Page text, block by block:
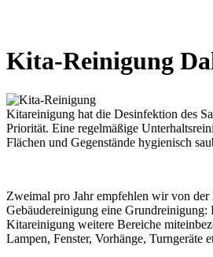
Kita-Reinigung
Kitareinigung hat die Desinfektion des
Priorität. Eine regelmäßige
Flächen und Gegenstände hygienisch
Zweimal pro Jahr empfehlen wir von der
Gebäudereinigung eine Grundreinigung:
Kitareinigung weitere Bereiche
Lampen, Fenster, Vorhänge, Turngeräte